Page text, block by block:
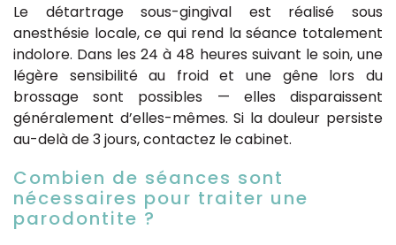
Le détartrage sous-gingival est réalisé sous
anesthésie locale, ce qui rend la séance totalement
indolore. Dans les 24 à 48 heures suivant le soin, une
légère sensibilité au froid et une gêne lors du
brossage sont possibles — elles disparaissent
généralement d’elles-mêmes. Si la douleur persiste
au-delà de 3 jours, contactez le cabinet.
Combien de séances sont
nécessaires pour traiter une
parodontite ?